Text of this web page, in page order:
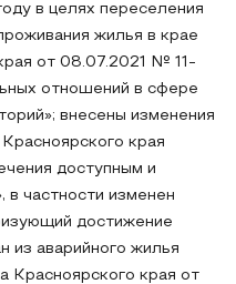
в целях переселения
жилья в крае
от 08.07.2021 № 11-
отношений в сфере
внесены изменения
края
доступным и
частности изменен
достижение
из аварийного жилья
Красноярского края от